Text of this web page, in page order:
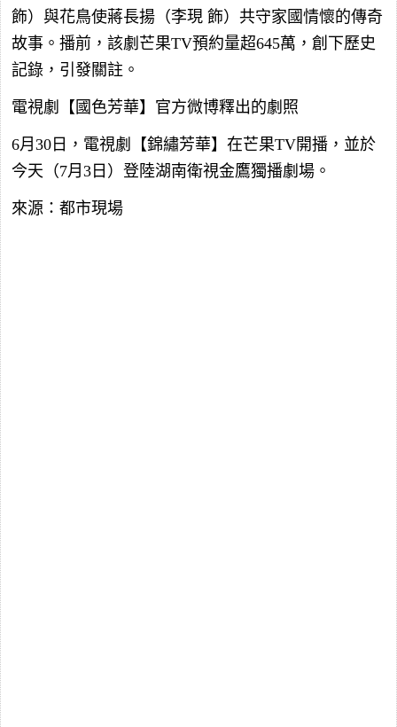
飾）與花鳥使蔣長揚（李現 飾）共守家國情懷的傳奇
故事。播前，該劇芒果TV預約量超645萬，創下歷史
記錄，引發關註。
電視劇【國色芳華】官方微博釋出的劇照
6月30日，電視劇【錦繡芳華】在芒果TV開播，並於
今天（7月3日）登陸湖南衛視金鷹獨播劇場。
來源：都市現場